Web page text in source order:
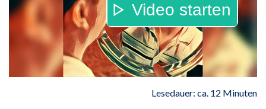
Video starten
Lesedauer: ca. 12 Minuten